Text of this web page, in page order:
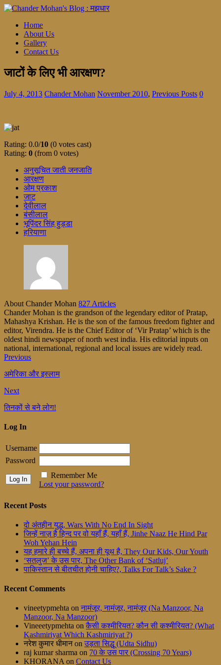
Home
About Us
Gallery
Contact Us
जाटों के लिए भी आरक्षण?
July 4, 2013 Chander Mohan November 2010, Previous Posts 0
Rating: 0.0/10 (0 votes cast)
Rating: 0 (from 0 votes)
अनुसूचित जाती जनजाति
आरक्षण
ओम प्रकाश
जाट
देवीलाल
बंसीलाल
भूपिंदर सिंह हुड्डा
हरियाणा
About Chander Mohan 827 Articles
Chander Mohan is the grandson of the legendary editor of Pratap,
Mahashya Krishan. He is the son of the famous freedom fighter and
editor, Virendra. He is the Chief Editor of ‘Vir Pratap’ which is the
oldest hindi newspaper of north west india. His editorial inputs on
national, international, regional and local issues are widely read.
Previous
अमेरिका और इस्लाम
Next
तिनकों से बने लोग!
Log In
Username
Password
Remember Me
Lost your password?
Recent Posts
दो अंतहीन युद्ध, Wars With No End In Sight
जिन्हें नाज़ है हिन्द पर वो यहाँ हैं, यहाँ हैं, Jinhe Naaz He Hind Par
Woh Yehan Hein
यह हमारे ही बच्चे हैं, अपना ही यूथ है, They Our Kids, Our Youth
‘सतलुज’ के उस पार, The Other Bank of ‘Satluj’
पाकिस्तान से बीतचीत होनी चाहिए?, Talks For Talk’s Sake ?
Recent Comments
vineetypmehta on नामंजूर, नामंजूर, नामंजूर (Na Manzoor, Na
Manzoor, Na Manzoor)
Vineeetypmehta on कैसी कश्मीरियत? कौन सी कश्मीरियत? (What
Kashmiriyat Which Kashmiriyat ?)
नरेश कुमार धीमानon उड़ता सिद्धू (Udta Sidhu)
raj kumar sharma on 70 के उस पार (Crossing 70 Years)
KHORANAon Contact Us